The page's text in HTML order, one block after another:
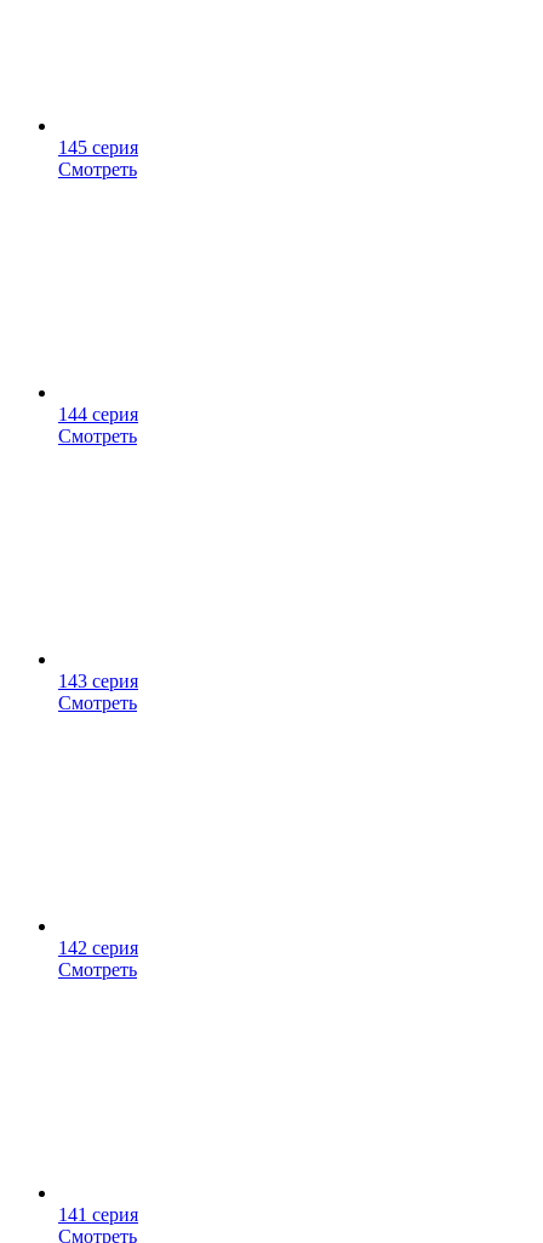
145 серия
Смотреть
144 серия
Смотреть
143 серия
Смотреть
142 серия
Смотреть
141 серия
Смотреть